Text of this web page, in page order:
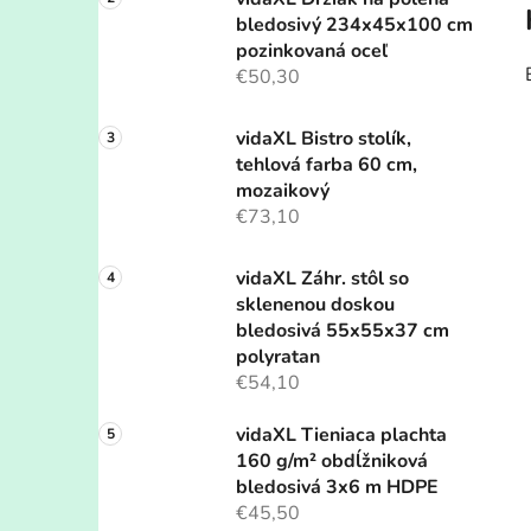
bledosivý 234x45x100 cm
pozinkovaná oceľ
€50,30
vidaXL Bistro stolík,
tehlová farba 60 cm,
mozaikový
€73,10
vidaXL Záhr. stôl so
sklenenou doskou
bledosivá 55x55x37 cm
polyratan
€54,10
vidaXL Tieniaca plachta
160 g/m² obdĺžniková
bledosivá 3x6 m HDPE
€45,50